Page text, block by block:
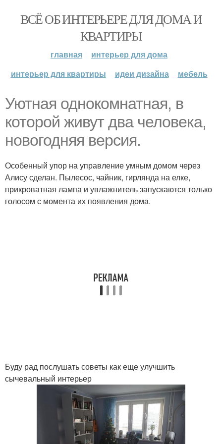
ВСЁ ОБ ИНТЕРЬЕРЕ ДЛЯ ДОМА И
КВАРТИРЫ
главная
интерьер для дома
интерьер для квартиры
идеи дизайна мебель
Уютная однокомнатная, в
которой живут два человека,
новогодняя версия.
Особенный упор на управление умным домом через
Алису сделан. Пылесос, чайник, гирлянда на елке,
прикроватная лампа и увлажнитель запускаются только
голосом с момента их появления дома.
Буду рад послушать советы как еще улучшить
сычевальный интерьер